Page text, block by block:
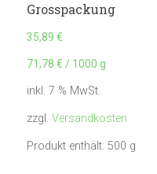
Grosspackung
35,89€
71,78€ / 1000 g
inkl. 7 % MwSt.
zzgl.Versandkosten
Produkt enthält: 500 g